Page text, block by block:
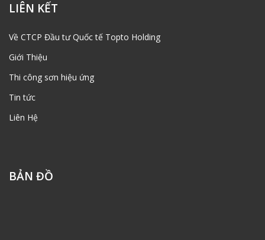
LIÊN KẾT
Về CTCP Đầu tư Quốc tế Topto Holding
Giới Thiệu
Thi công sơn hiệu ứng
Tin tức
Liên Hệ
BẢN ĐỒ